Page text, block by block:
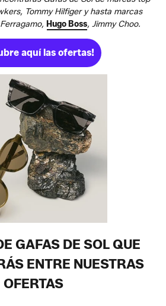
Tommy Hilfiger y hasta marcas
Hugo Boss, Jimmy Choo.
aquí las ofertas!
GAFAS DE SOL QUE
ENTRE NUESTRAS
OFERTAS